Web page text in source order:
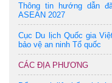
Thông tin hướng dẫn
ASEAN 2027
Cục Du lịch Quốc gia
bảo vệ an ninh Tổ quốc
CÁC ĐỊA PHƯƠNG